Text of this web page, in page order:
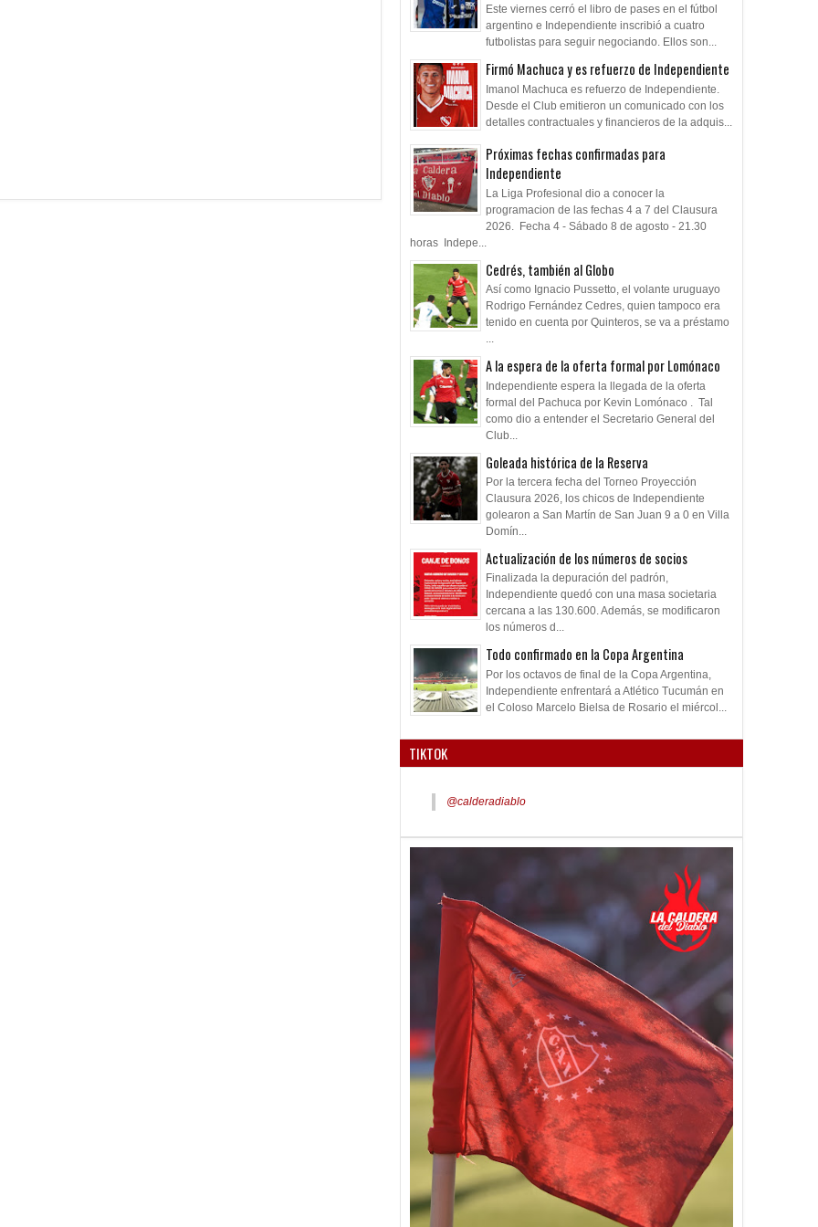
Este viernes cerró el libro de pases en el fútbol
argentino e Independiente inscribió a cuatro
futbolistas para seguir negociando. Ellos son...
Firmó Machuca y es refuerzo de Independiente
Imanol Machuca es refuerzo de Independiente.
Desde el Club emitieron un comunicado con los
detalles contractuales y financieros de la adquis...
Próximas fechas confirmadas para
Independiente
La Liga Profesional dio a conocer la
programacion de las fechas 4 a 7 del Clausura
2026. Fecha 4 - Sábado 8 de agosto - 21.30
horas Indepe...
Cedrés, también al Globo
Así como Ignacio Pussetto, el volante uruguayo
Rodrigo Fernández Cedres, quien tampoco era
tenido en cuenta por Quinteros, se va a préstamo
...
A la espera de la oferta formal por Lomónaco
Independiente espera la llegada de la oferta
formal del Pachuca por Kevin Lomónaco . Tal
como dio a entender el Secretario General del
Club...
Goleada histórica de la Reserva
Por la tercera fecha del Torneo Proyección
Clausura 2026, los chicos de Independiente
golearon a San Martín de San Juan 9 a 0 en Villa
Domín...
Actualización de los números de socios
Finalizada la depuración del padrón,
Independiente quedó con una masa societaria
cercana a las 130.600. Además, se modificaron
los números d...
Todo confirmado en la Copa Argentina
Por los octavos de final de la Copa Argentina,
Independiente enfrentará a Atlético Tucumán en
el Coloso Marcelo Bielsa de Rosario el miércol...
TIKTOK
@calderadiablo